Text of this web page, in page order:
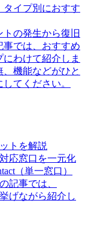
タイプ別におすす
の発生から復旧
事では、おすすめ
わけて紹介しま
機能などがひと
てください。
トを解説
応窓口を一元化
（単一窓口）
記事では、
げながら紹介し